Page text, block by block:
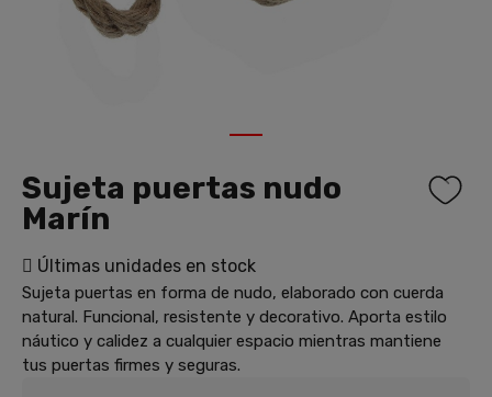
Sujeta puertas nudo
Marín
Últimas unidades en stock
Sujeta puertas en forma de nudo, elaborado con cuerda
natural. Funcional, resistente y decorativo. Aporta estilo
náutico y calidez a cualquier espacio mientras mantiene
tus puertas firmes y seguras.